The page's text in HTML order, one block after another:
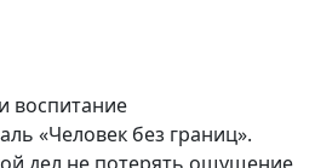
«Человек без границ».